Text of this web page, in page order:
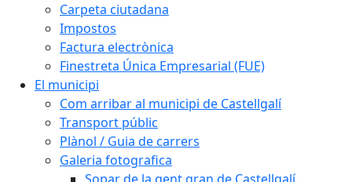
Carpeta ciutadana
Impostos
Factura electrònica
Finestreta Única Empresarial (FUE)
El municipi
Com arribar al municipi de Castellgalí
Transport públic
Plànol / Guia de carrers
Galeria fotografica